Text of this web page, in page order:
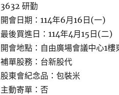
3632 研勤
開會日期：114年6月16日(一)
最後買進日：114年4月15日(二)
開會地點：自由廣場會議中心1
補單股務：台新股代
股東會紀念品：包裝米
主動寄單：否